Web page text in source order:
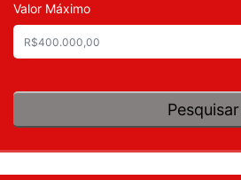
Valor Máximo